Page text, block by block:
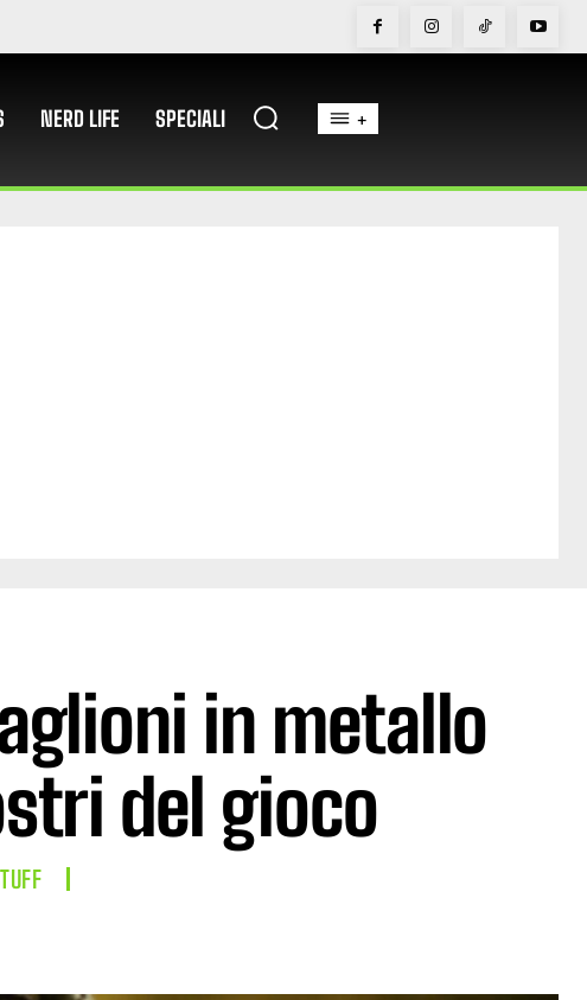
NERD LIFE SPECIALI +
in metallo
del gioco